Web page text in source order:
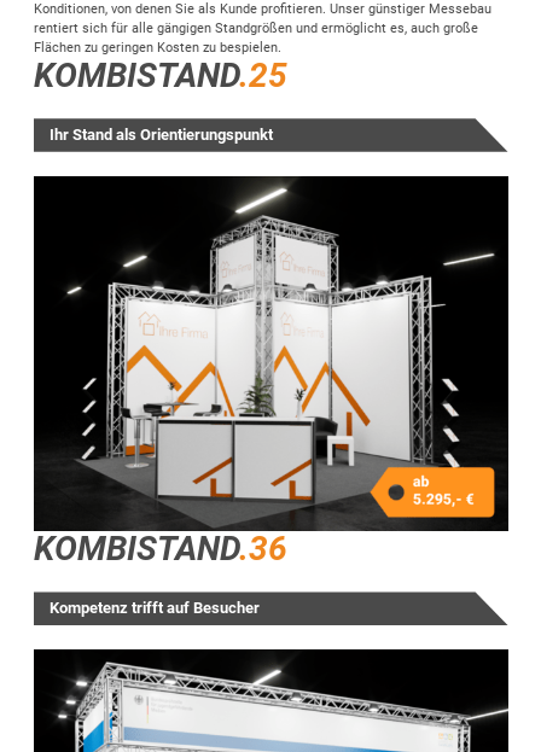
Konditionen, von denen Sie als Kunde profitieren. Unser günstiger Messebau
rentiert sich für alle gängigen Standgrößen und ermöglicht es, auch große
Flächen zu geringen Kosten zu bespielen.
KOMBISTAND.25
Ihr Stand als Orientierungspunkt
KOMBISTAND.36
Kompetenz trifft auf Besucher